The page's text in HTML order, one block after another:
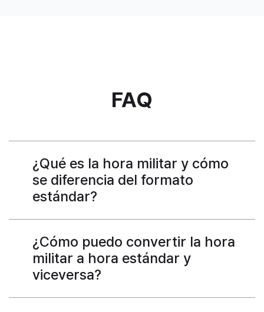
FAQ
¿Qué es la hora militar y cómo
se diferencia del formato
estándar?
¿Cómo puedo convertir la hora
militar a hora estándar y
viceversa?